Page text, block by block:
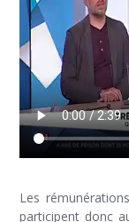
Les
participent donc